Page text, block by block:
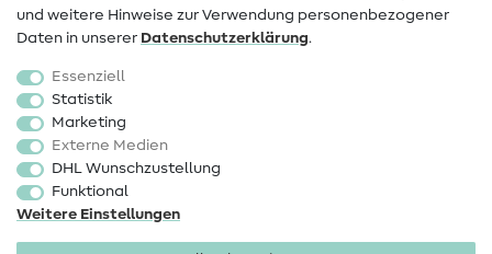
Stoffe
Sale
Schnittmuster
und weitere Hinweise zur Verwendung personenbezogener
Daten in unserer Daten­schutz­erklärung.
Essenziell
Statistik
Marketing
Externe Medien
DHL Wunschzustellung
Funktional
Weitere Einstellungen